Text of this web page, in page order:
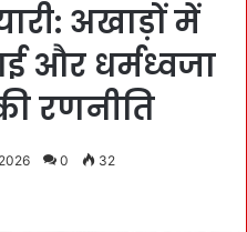
अखाड़ों में
और धर्मध्वजा
रणनीति
0 32